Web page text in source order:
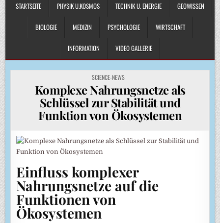
STARTSEITE
PHYSIK U.KOSMOS TECHNIK U. ENERGIE GEOWISSEN
BIOLOGIE MEDIZIN PSYCHOLOGIE WIRTSCHAFT
INFORMATION VIDEO GALLERIE
POSTED
IN
SCIENCE-NEWS
Komplexe Nahrungsnetze als
Schlüssel zur Stabilität und
Funktion von Ökosystemen
Einfluss komplexer
Nahrungsnetze auf die
Funktionen von
Ökosystemen